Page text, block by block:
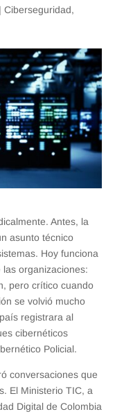
| Ciberseguridad,
Antes, la
asunto técnico
Hoy funciona
organizaciones:
pero crítico cuando
se volvió mucho
registrara al
cibernéticos
Policial.
conversaciones que
El Ministerio TIC, a
Digital de Colombia